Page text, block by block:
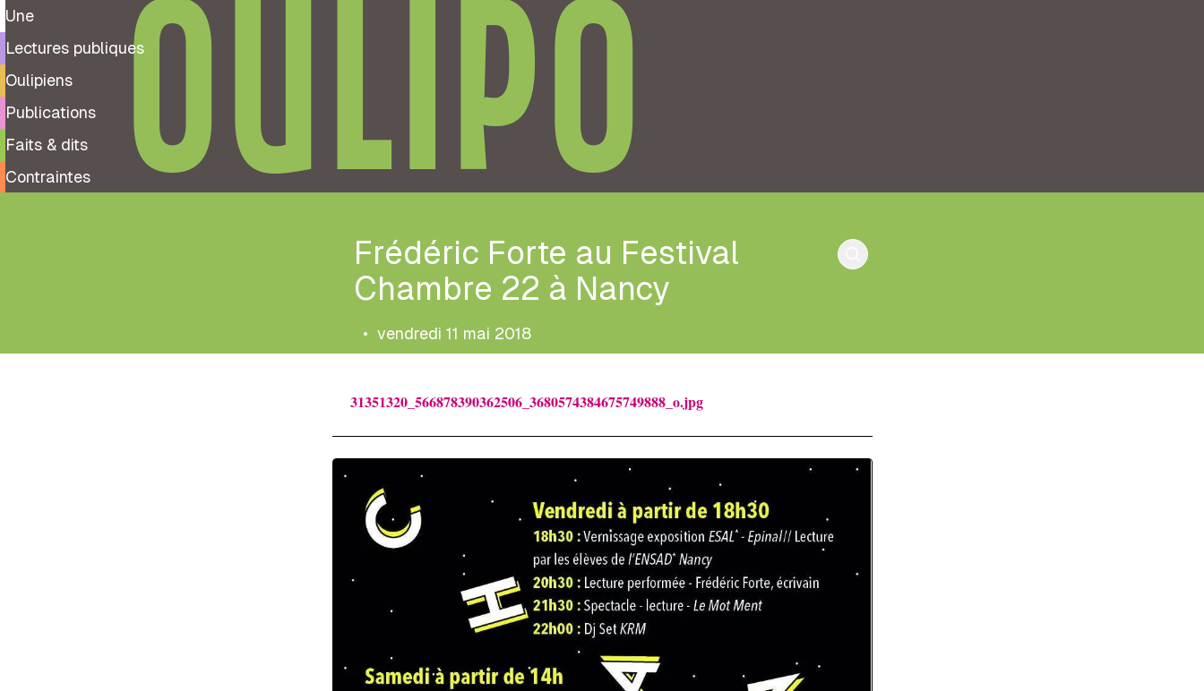
Une
Lectures publiques
Oulipiens
Publications
Faits & dits
Contraintes
OULIPO
Frédéric Forte au Festival
Chambre 22 à Nancy
• vendredi 11 mai 2018
31351320_566878390362506_3680574384675749888_o.jpg